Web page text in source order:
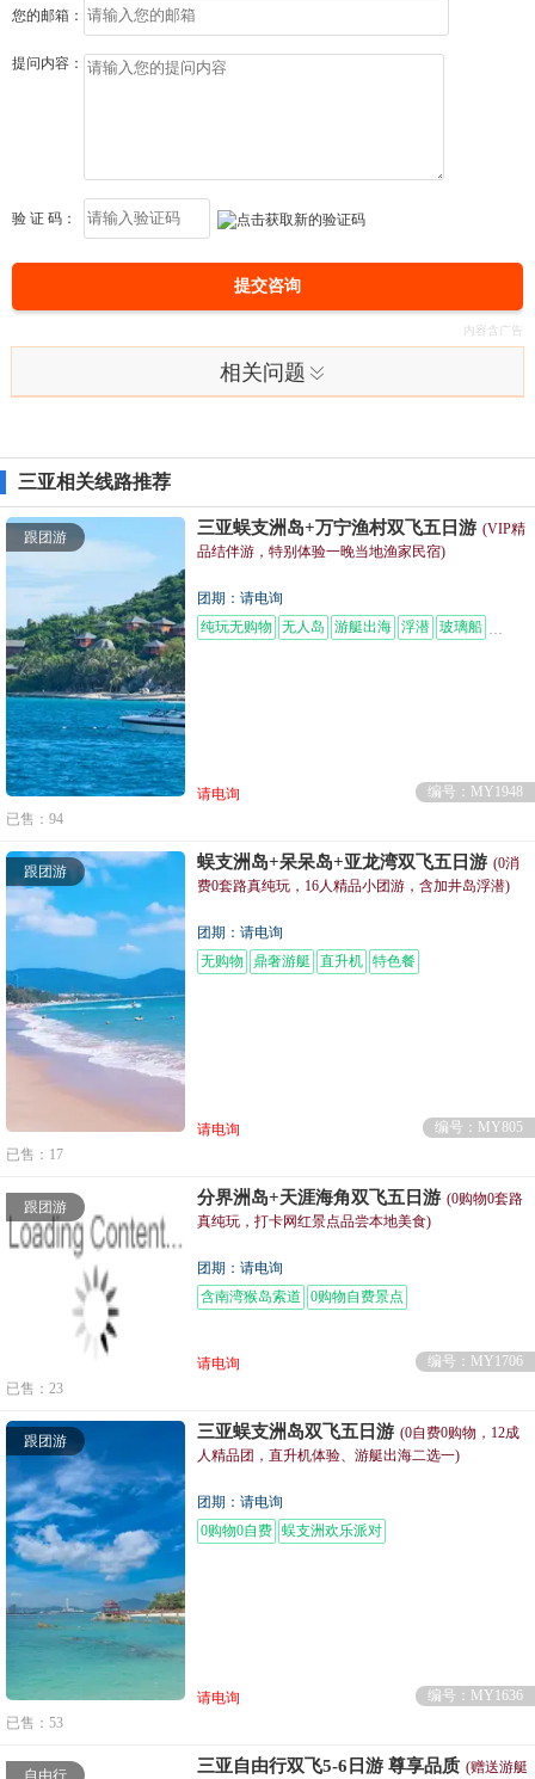
您的邮箱：
提问内容：
验 证 码：
提交咨询
相关问题
三亚相关线路推荐
跟团游 三亚蜈支洲岛+万宁渔村双飞五日游 (VIP精
品结伴游，特别体验一晚当地渔家民宿)
团期：请电询
纯玩无购物
无人岛 游艇出海 浮潜 玻璃船
请电询
编号：MY1948
已售：94
跟团游 蜈支洲岛+呆呆岛+亚龙湾双飞五日游 (0消
费0套路真纯玩，16人精品小团游，含加井岛浮潜)
团期：请电询
无购物
鼎奢游艇 直升机 特色餐
请电询
编号：MY805
已售：17
跟团游 分界洲岛+天涯海角双飞五日游 (0购物0套路
真纯玩，打卡网红景点品尝本地美食)
团期：请电询
含南湾猴岛索道
0购物自费景点
请电询
编号：MY1706
已售：23
跟团游 三亚蜈支洲岛双飞五日游 (0自费0购物，12成
人精品团，直升机体验、游艇出海二选一)
团期：请电询
0购物0自费 蜈支洲欢乐派对
请电询
编号：MY1636
已售：53
自由行 三亚自由行双飞5-6日游 尊享品质 (赠送游艇